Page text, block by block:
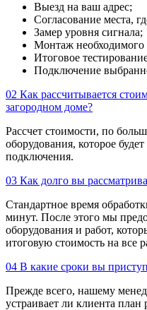
Выезд на ваш адрес;
Согласование места,
Замер уровня сигнала;
Монтаж необходимого
Итоговое
Подключение
02 Как рассчитывается
загородном доме?
Рассчет стоимости, по
оборудования, которое
подключения.
03 Как долго вы
Стандартное время
минут. После этого мы
оборудования и работ,
итоговую стоимость на все
04 В какие сроки вы
Прежде всего, нашему
устраивает ли клиента план